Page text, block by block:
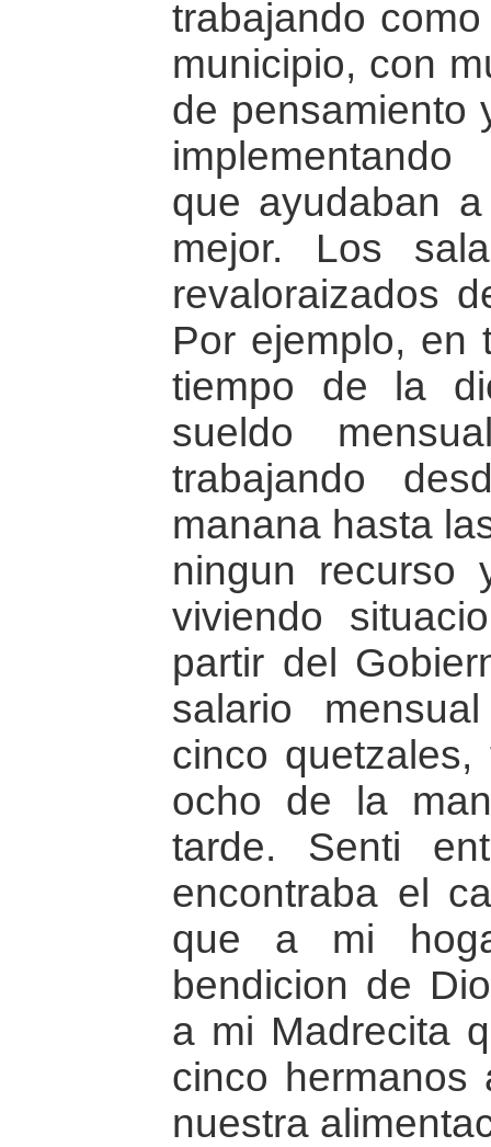
trabajando
municipio, con
de pensamiento
que ayudaban
mejor. Los
revaloraizados
Por ejemplo, en
tiempo de la
sueldo
trabajando
manana hasta
ningun recurso
viviendo
partir del
salario
cinco
ocho de la
tarde. Senti
encontraba el
que a mi
bendicion de
a mi Madrecita
cinco
nuestra